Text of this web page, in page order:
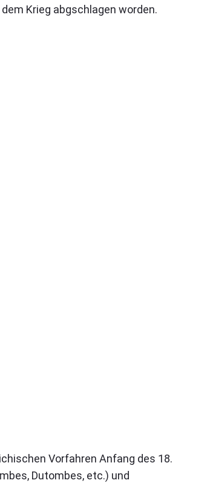
Krieg abgschlagen worden.
Vorfahren Anfang des 18.
Dutombes, etc.) und